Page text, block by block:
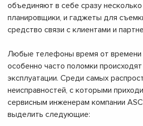
объединяют в себе сразу
планировщики, и гаджеты для
средство связи с клиентами и
Любые телефоны время от времени
особенно часто поломки
эксплуатации. Среди самых
неисправностей, с которыми
сервисным инженерам компании
выделить следующие: